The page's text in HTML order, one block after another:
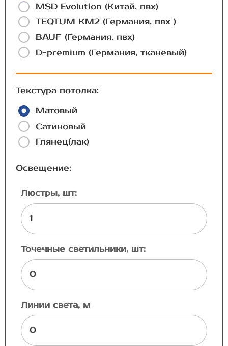
MSD Evolution (Китай, пвх)
TEQTUM КМ2 (Германия, пвх )
BAUF (Германия, пвх)
D-premium (Германия, тканевый)
Текстура потолка:
Матовый
Сатиновый
Глянец(лак)
Освещение:
Люстры, шт:
Точечные светильники, шт:
Линии света, м